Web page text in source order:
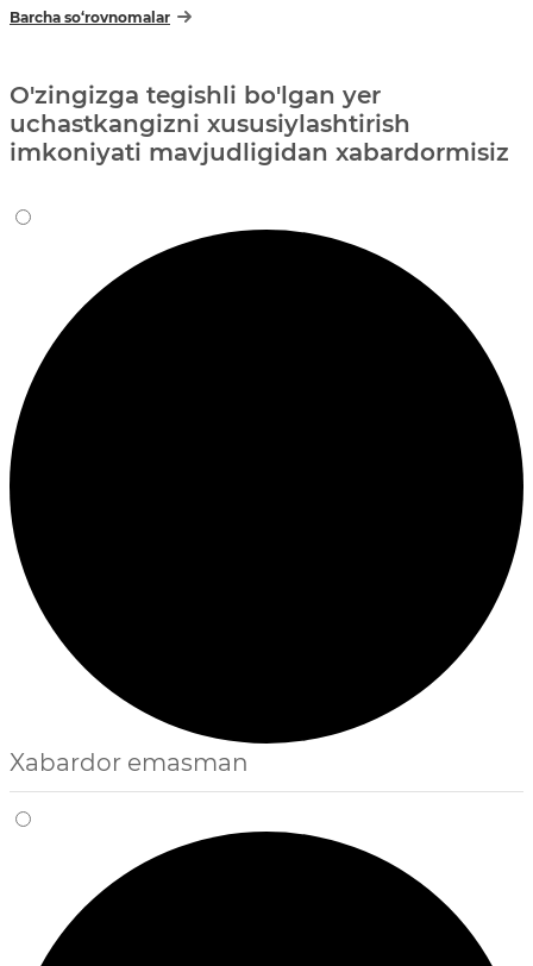
Barcha so‘rovnomalar
O'zingizga tegishli bo'lgan yer
uchastkangizni xususiylashtirish
imkoniyati mavjudligidan xabardormisiz
Xabardor emasman